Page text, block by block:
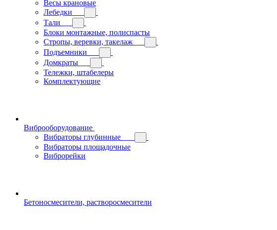
Весы крановые
Лебедки
Тали
Блоки монтажные, полиспасты
Стропы, веревки, такелаж
Подъемники
Домкраты
Тележки, штабелеры
Комплектующие
Виброоборудование
Вибраторы глубинные
Вибраторы площадочные
Виброрейки
Бетоносмесители, растворосмесители